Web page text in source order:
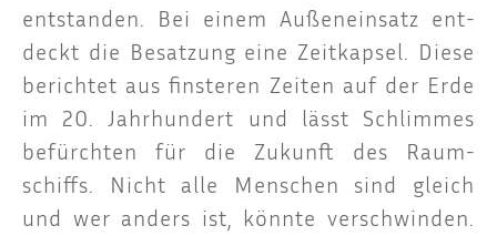
ent­stan­den. Bei einem Außen­ein­satz ent­
deckt die Besat­zung eine Zeit­kap­sel. Die­se
berich­tet aus fins­te­ren Zei­ten auf der Erde
im 20. Jahr­hun­dert und lässt Schlim­mes
befürch­ten für die Zukunft des Raum­
schiffs. Nicht alle Men­schen sind gleich
und wer anders ist, könn­te ver­schwin­den.